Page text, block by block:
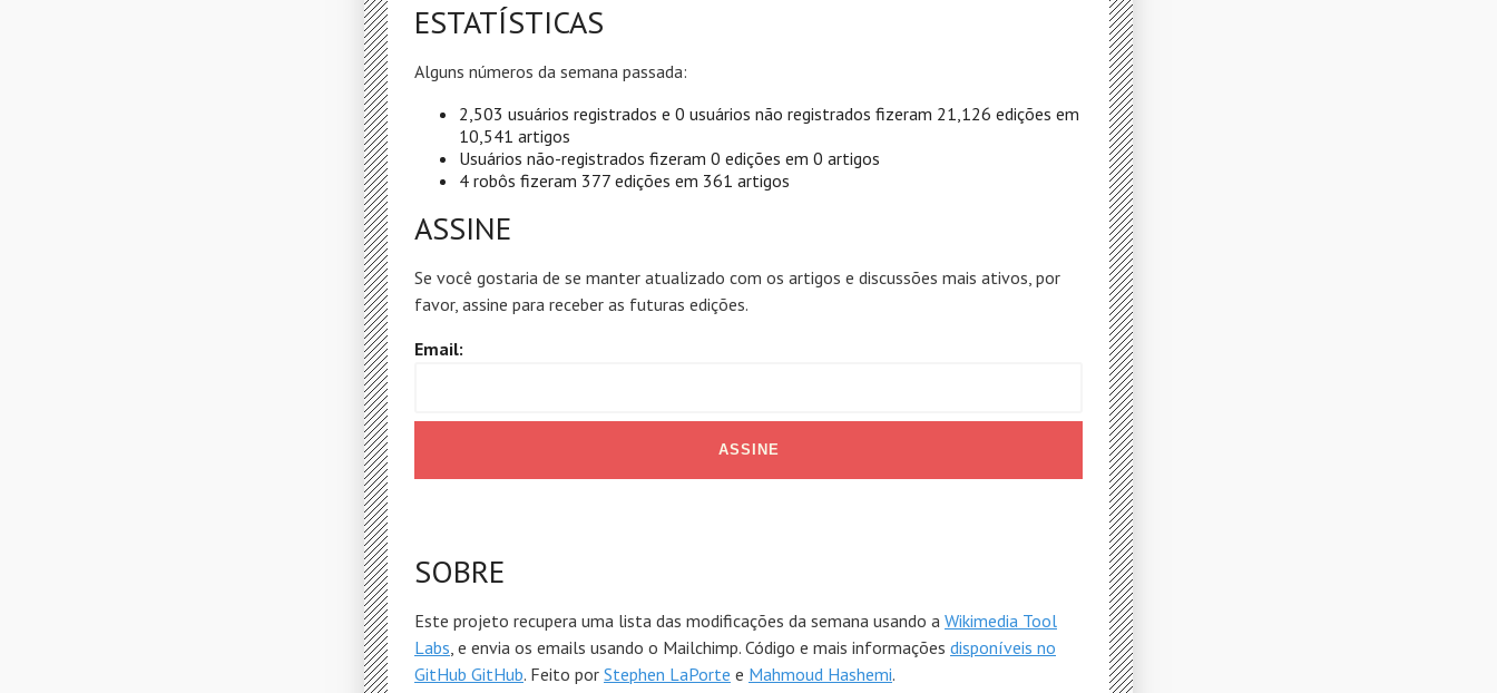
ESTATÍSTICAS
Alguns números da semana passada:
2,503 usuários registrados e 0 usuários não registrados fizeram 21,126 edições em
10,541 artigos
Usuários não-registrados fizeram 0 edições em 0 artigos
4 robôs fizeram 377 edições em 361 artigos
ASSINE
Se você gostaria de se manter atualizado com os artigos e discussões mais ativos, por
favor, assine para receber as futuras edições.
Email:
SOBRE
Este projeto recupera uma lista das modificações da semana usando a Wikimedia Tool
Labs, e envia os emails usando o Mailchimp. Código e mais informações disponíveis no
GitHub GitHub. Feito por Stephen LaPorte e Mahmoud Hashemi.